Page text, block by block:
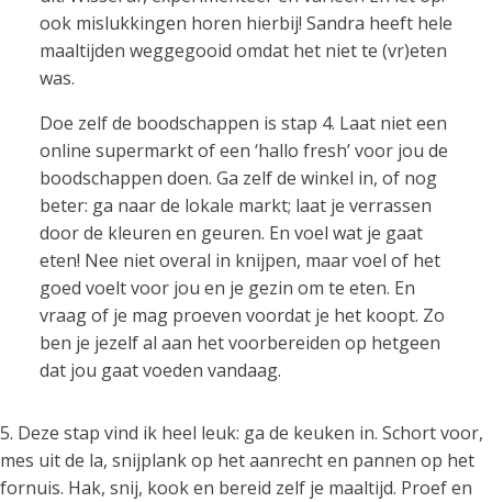
ook mislukkingen horen hierbij! Sandra heeft hele
maaltijden weggegooid omdat het niet te (vr)eten
was.
Doe zelf de boodschappen is stap 4. Laat niet een
online supermarkt of een ‘hallo fresh’ voor jou de
boodschappen doen. Ga zelf de winkel in, of nog
beter: ga naar de lokale markt; laat je verrassen
door de kleuren en geuren. En voel wat je gaat
eten! Nee niet overal in knijpen, maar voel of het
goed voelt voor jou en je gezin om te eten. En
vraag of je mag proeven voordat je het koopt. Zo
ben je jezelf al aan het voorbereiden op hetgeen
dat jou gaat voeden vandaag.
5. Deze stap vind ik heel leuk: ga de keuken in. Schort voor,
mes uit de la, snijplank op het aanrecht en pannen op het
fornuis. Hak, snij, kook en bereid zelf je maaltijd. Proef en